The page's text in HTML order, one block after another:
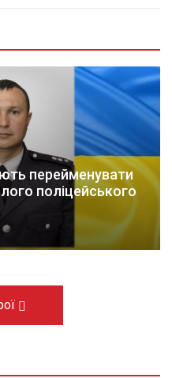
перейменувати
поліцейського